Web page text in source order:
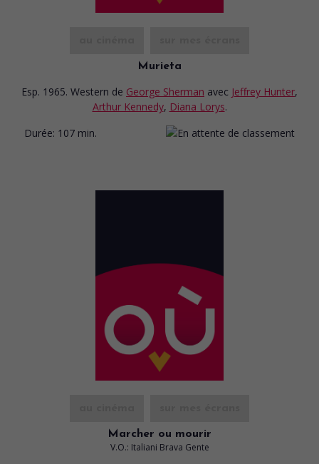
Murieta
Esp. 1965. Western de George Sherman avec Jeffrey Hunter,
Arthur Kennedy, Diana Lorys.
Durée: 107 min.
Marcher ou mourir
V.O.: Italiani Brava Gente